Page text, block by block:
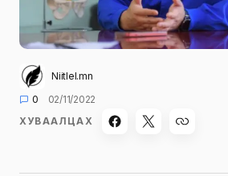
Niitlel.mn
0
02/11/2022
ХУВААЛЦАХ